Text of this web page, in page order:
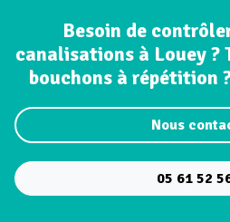
Besoin de
canalisations à Louey ?
bouchons à répétition
Nous
05 61 52